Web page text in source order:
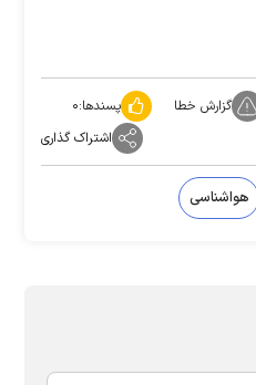
گزارش خطا پسندها:۰
اشتراک گذاری
هواشناسی